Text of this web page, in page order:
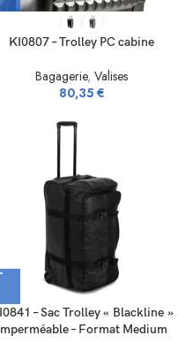
KI0807 – Trolley PC cabine
Bagagerie, Valises
80,35 €
– Sac Trolley « Blackline »
– Format Medium